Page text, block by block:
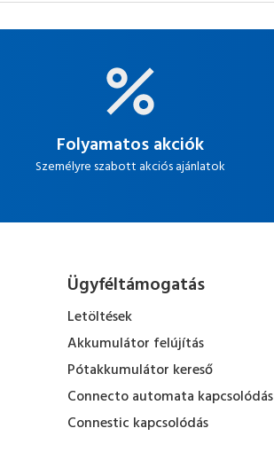
Folyamatos akciók
Személyre szabott akciós ajánlatok
Ügyféltámogatás
Letöltések
Akkumulátor felújítás
Pótakkumulátor kereső
Connecto automata kapcsolódás
Connestic kapcsolódás